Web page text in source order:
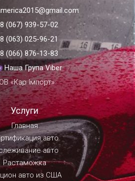
(067) 939-57-02
(063) 025-96-21
(066) 876-13-83
Наша Група Viber
«Кар Імпорт»
Услуги
Главная
авто
авто
Растаможка
авто из США